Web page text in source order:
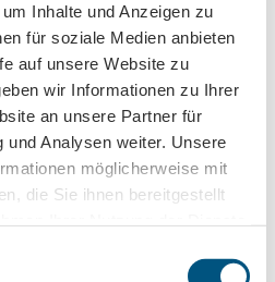
Inhalte und Anzeigen zu
für soziale Medien anbieten
auf unsere Website zu
wir Informationen zu Ihrer
an unsere Partner für
und Analysen weiter. Unsere
möglicherweise mit
die Sie ihnen bereitgestellt
GmbH
GmbH